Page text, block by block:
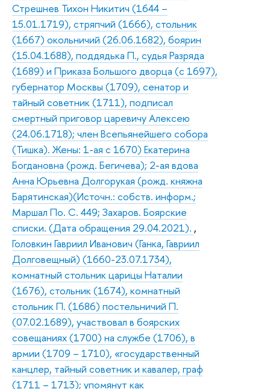
Стрешнев Тихон Никитич (1644 –
15.01.1719), стряпчий (1666), стольник
(1667) окольничий (26.06.1682), боярин
(15.04.1688), поддядька П., судья Разряда
(1689) и Приказа Большого дворца (с 1697),
губернатор Москвы (1709), сенатор и
тайный советник (1711), подписал
смертный приговор царевичу Алексею
(24.06.1718); член Всепьянейшего собора
(Тишка). Жены: 1-ая с 1670) Екатерина
Богдановна (рожд. Бегичева); 2-ая вдова
Анна Юрьевна Долгорукая (рожд. княжна
Барятинская)(Источн.: собств. информ.;
Маршал По. С. 449; Захаров. Боярские
списки. (Дата обращения 29.04.2021). ,
Головкин Гавриил Иванович (Ганка, Гавриил
Долговещный) (1660-23.07.1734),
комнатный стольник царицы Наталии
(1676), стольник (1674), комнатный
стольник П. (1686) постельничий П.
(07.02.1689), участвовал в боярских
совещаниях (1700) на службе (1706), в
армии (1709 – 1710), «государственный
канцлер, тайный советник и кавалер, граф
(1711 – 1713); упомянут как